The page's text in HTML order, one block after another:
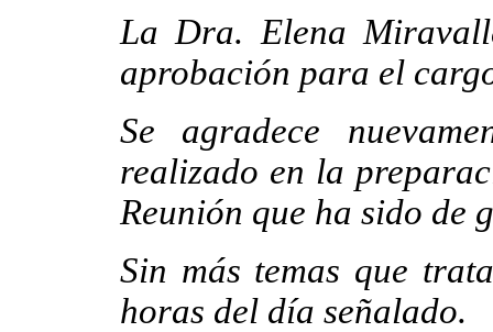
La Dra. Elena
aprobación para el
Se agradece
realizado en la
Reunión que ha sido de
Sin más temas que
horas del día señalado.